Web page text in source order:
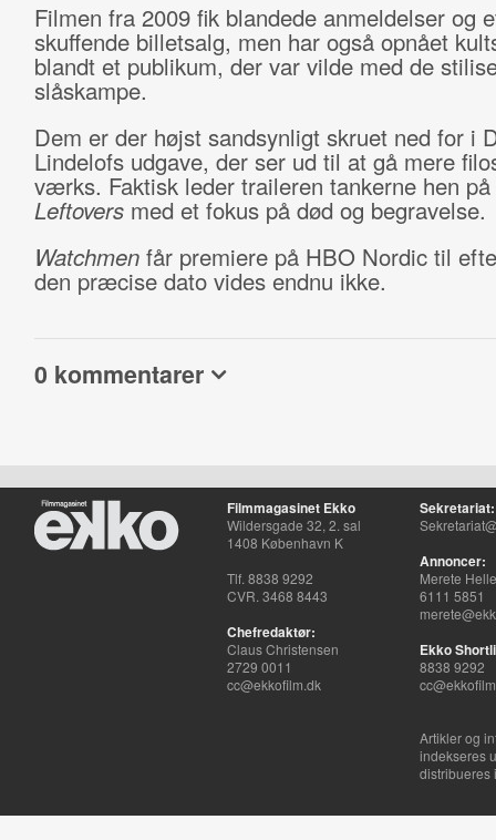
Filmen fra 2009 fik blandede anmeldelser og
skuffende billetsalg, men har også opnået
blandt et publikum, der var vilde med de
slåskampe.
Dem er der højst sandsynligt skruet ned for i
Lindelofs udgave, der ser ud til at gå mere
værks. Faktisk leder traileren tankerne hen på
Leftoversmed et fokus på død og begravelse.
Watchmen får premiere på HBO Nordic til
den præcise dato vides endnu ikke.
0 kommentarer
Filmmagasinet Ekko
Wildersgade 32, 2. sal
1408 København K
Tlf. 8838 9292
CVR. 3468 8443
Chefredaktør:
Claus Christensen
2729 0011
cc@ekkofilm.dk
Sekretariat:
Annoncer:
Merete
6111 5851
Ekko
8838 9292
Artikler og
indekseres
distribueres